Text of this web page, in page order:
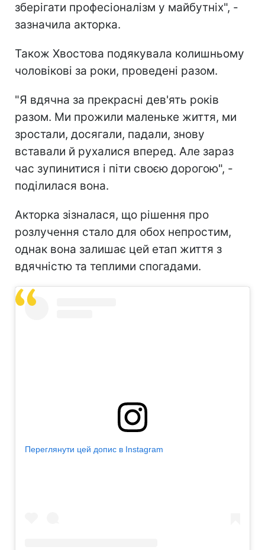
зберігати професіоналізм у майбутніх", -
зазначила акторка.
Також Хвостова подякувала колишньому
чоловікові за роки, проведені разом.
"Я вдячна за прекрасні дев'ять років
разом. Ми прожили маленьке життя, ми
зростали, досягали, падали, знову
вставали й рухалися вперед. Але зараз
час зупинитися і піти своєю дорогою", -
поділилася вона.
Акторка зізналася, що рішення про
розлучення стало для обох непростим,
однак вона залишає цей етап життя з
вдячністю та теплими спогадами.
Переглянути цей допис в Instagram